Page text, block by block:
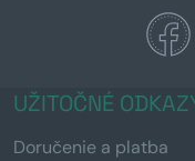
UŽITOČNÉ
Doručenie a platba